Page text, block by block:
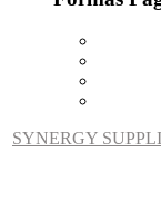
SYNERGY